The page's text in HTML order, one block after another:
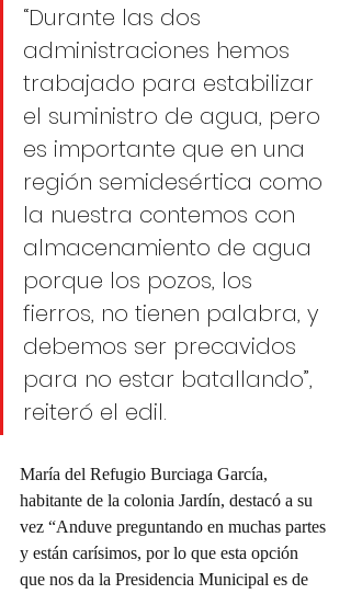
“Durante las dos
administraciones hemos
trabajado para estabilizar
el suministro de agua, pero
es importante que en una
región semidesértica como
la nuestra contemos con
almacenamiento de agua
porque los pozos, los
fierros, no tienen palabra, y
debemos ser precavidos
para no estar batallando”,
reiteró el edil.
María del Refugio Burciaga García,
habitante de la colonia Jardín, destacó a su
vez “Anduve preguntando en muchas partes
y están carísimos, por lo que esta opción
que nos da la Presidencia Municipal es de